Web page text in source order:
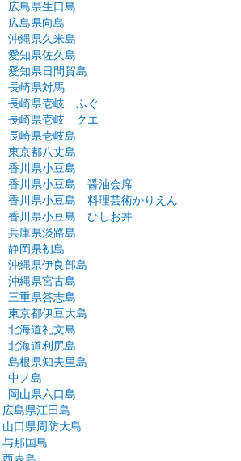
島県生口島
島県向島
縄県久米島
知県佐久島
知県日間賀島
崎県対馬
長崎県壱岐 ふぐ
長崎県壱岐 クエ
崎県壱岐島
京都八丈島
川県小豆島
川県小豆島 醤油会席
川県小豆島 料理芸術かりえん
川県小豆島 ひしお丼
兵庫県淡路島
静岡県初島
沖縄県伊良部島
沖縄県宮古島
三重県答志島
東京都伊豆大島
北海道礼文島
北海道利尻島
島根県知夫里島
中ノ島
山県六口島
島県江田島
口県周防大島
那国島